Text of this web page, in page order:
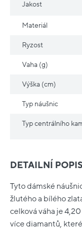
DETAILNÍ POPIS
Tyto dámské
žlutého a bílého
celková váha je
více diamantů,
Jakost
Materiál
Ryzost
Vaha (g)
Výška (cm)
Typ náušnic
Typ centrálního